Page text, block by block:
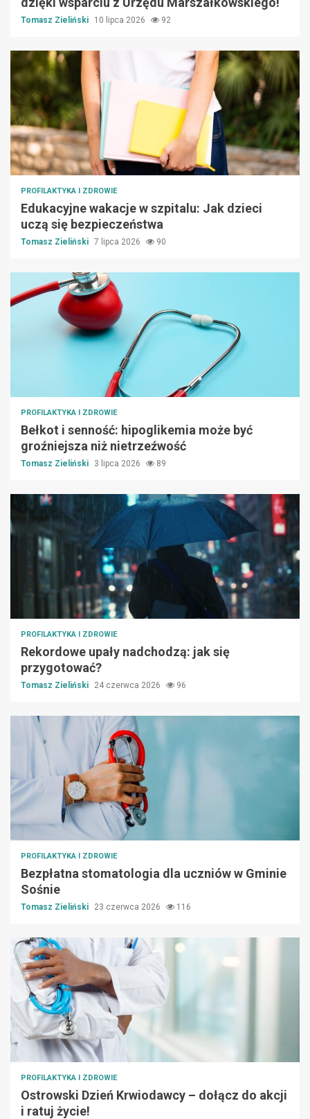
Tomasz Zieliński 10 lipca 2026 92
PROFILAKTYKA I ZDROWIE
Edukacyjne wakacje w szpitalu: Jak dzieci
uczą się bezpieczeństwa
Tomasz Zieliński 7 lipca 2026 90
PROFILAKTYKA I ZDROWIE
Bełkot i senność: hipoglikemia może być
groźniejsza niż nietrzeźwość
Tomasz Zieliński 3 lipca 2026 89
PROFILAKTYKA I ZDROWIE
Rekordowe upały nadchodzą: jak się
przygotować?
Tomasz Zieliński 24 czerwca 2026 96
PROFILAKTYKA I ZDROWIE
Bezpłatna stomatologia dla uczniów w Gminie
Sośnie
Tomasz Zieliński 23 czerwca 2026 116
PROFILAKTYKA I ZDROWIE
Ostrowski Dzień Krwiodawcy – dołącz do akcji
i ratuj życie!